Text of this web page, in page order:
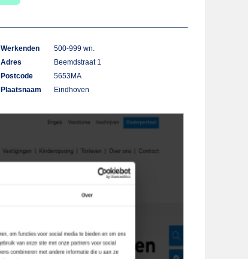
Werkenden
500-999 wn.
Adres
Beemdstraat 1
Postcode
5653MA
Plaatsnaam
Eindhoven